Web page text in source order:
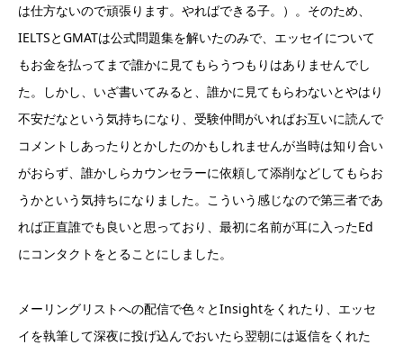
は仕方ないので頑張ります。やればできる子。）。そのため、
IELTSとGMATは公式問題集を解いたのみで、エッセイについて
もお金を払ってまで誰かに見てもらうつもりはありませんでし
た。しかし、いざ書いてみると、誰かに見てもらわないとやはり
不安だなという気持ちになり、受験仲間がいればお互いに読んで
コメントしあったりとかしたのかもしれませんが当時は知り合い
がおらず、誰かしらカウンセラーに依頼して添削などしてもらお
うかという気持ちになりました。こういう感じなので第三者であ
れば正直誰でも良いと思っており、最初に名前が耳に入ったEd
にコンタクトをとることにしました。
メーリングリストへの配信で色々とInsightをくれたり、エッセ
イを執筆して深夜に投げ込んでおいたら翌朝には返信をくれた